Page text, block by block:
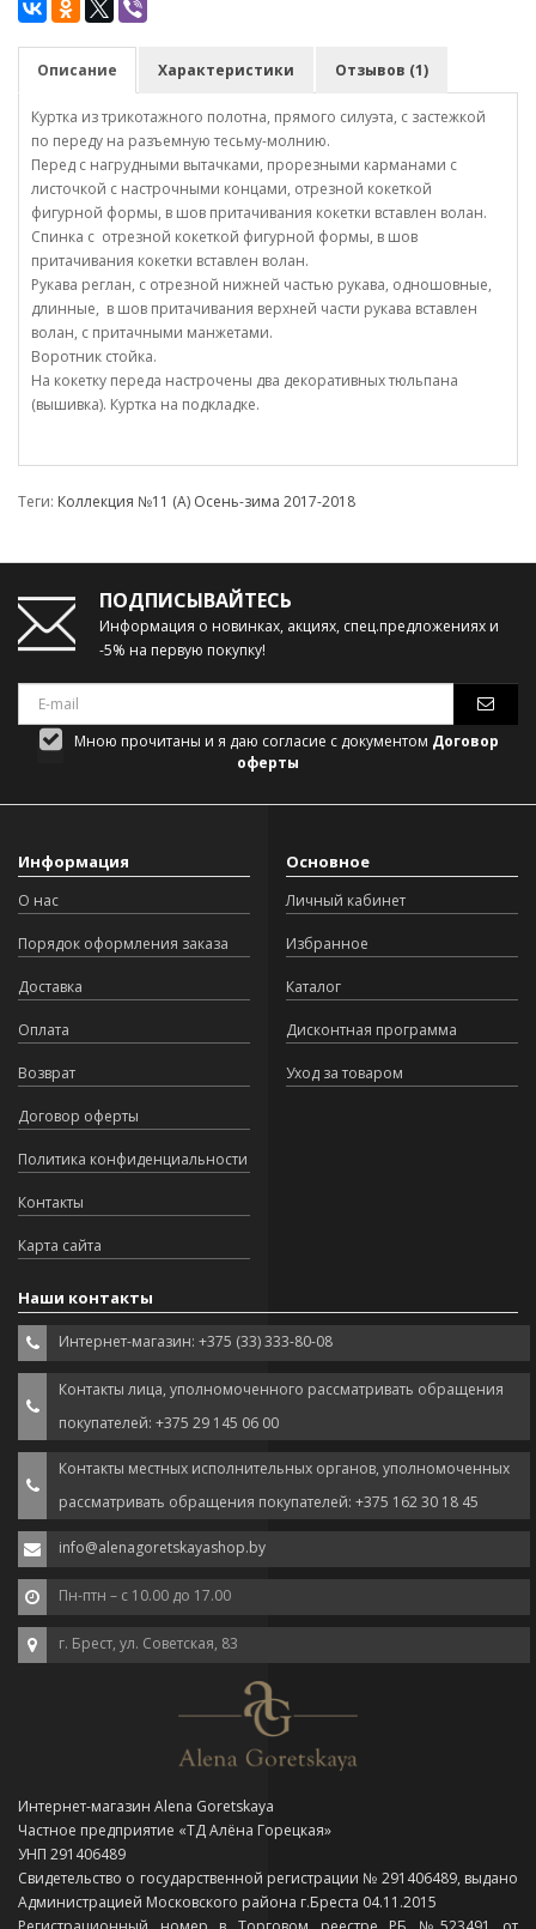
Описание Характеристики Отзывов (1)
Куртка из трикотажного полотна, прямого силуэта, с застежкой
по переду на разъемную тесьму-молнию.
Перед с нагрудными вытачками, прорезными карманами с
листочкой с настрочными концами, отрезной кокеткой
фигурной формы, в шов притачивания кокетки вставлен волан.
Спинка с отрезной кокеткой фигурной формы, в шов
притачивания кокетки вставлен волан.
Рукава реглан, с отрезной нижней частью рукава, одношовные,
длинные, в шов притачивания верхней части рукава вставлен
волан, с притачными манжетами.
Воротник стойка.
На кокетку переда настрочены два декоративных тюльпана
(вышивка). Куртка на подкладке.
Теги: Коллекция №11 (А) Осень-зима 2017-2018
ПОДПИСЫВАЙТЕСЬ
Информация о новинках, акциях, спец.предложениях и
-5% на первую покупку!
Мною прочитаны и я даю согласие с документом Договор
оферты
Информация
О нас
Порядок оформления заказа
Доставка
Оплата
Возврат
Договор оферты
Политика конфиденциальности
Контакты
Карта сайта
Основное
Личный кабинет
Избранное
Каталог
Дисконтная программа
Уход за товаром
Наши контакты
Интернет-магазин: +375 (33) 333-80-08
Контакты лица, уполномоченного рассматривать обращения
покупателей: +375 29 145 06 00
Контакты местных исполнительных органов, уполномоченных
рассматривать обращения покупателей: +375 162 30 18 45
info@alenagoretskayashop.by
Пн-птн – с 10.00 до 17.00
г. Брест, ул. Советская, 83
Интернет-магазин Alena Goretskaya
Частное предприятие «ТД Алёна Горецкая»
УНП 291406489
Свидетельство о государственной регистрации № 291406489, выдано
Администрацией Московского района г.Бреста 04.11.2015